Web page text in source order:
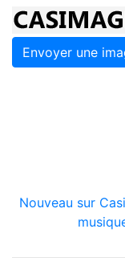
Envoyer une
Nouveau sur